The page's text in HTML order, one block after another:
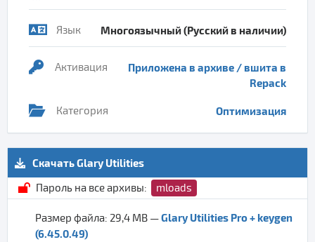
Язык Многоязычный (Русский в наличии)
Активация
Приложена в архиве / вшита в
Repack
Категория Оптимизация
Скачать Glary Utilities
Пароль на все архивы:
mloads
Размер файла: 29,4 MB —Glary Utilities Pro + keygen
(6.45.0.49)